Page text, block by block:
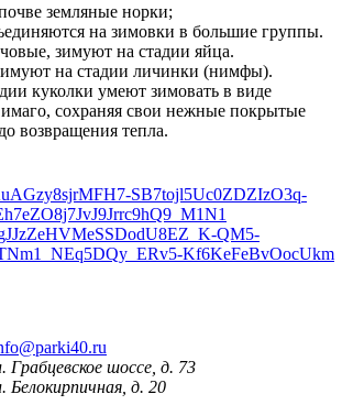
земляные норки;
на зимовки в большие группы.
зимуют на стадии яйца.
на стадии личинки (нимфы).
куколки умеют зимовать в виде
сохраняя свои нежные покрытые
возвращения тепла.
Грабцевское шоссе, д. 73
Белокирпичная, д. 20